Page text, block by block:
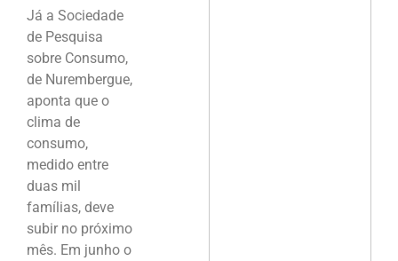
Já a Sociedade
de Pesquisa
sobre Consumo,
de Nurembergue,
aponta que o
clima de
consumo,
medido entre
duas mil
famílias, deve
subir no próximo
mês. Em junho o